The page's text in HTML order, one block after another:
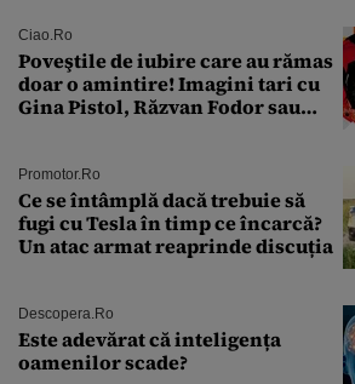
îmi salvez viața”
Ciao.ro
Poveştile de iubire care au rămas
doar o amintire! Imagini tari cu
Gina Pistol, Răzvan Fodor sau
Promotor.ro
Ce se întâmplă dacă trebuie să
fugi cu Tesla în timp ce încarcă?
Un atac armat reaprinde discuția
Descopera.ro
Este adevărat că inteligența
oamenilor scade?